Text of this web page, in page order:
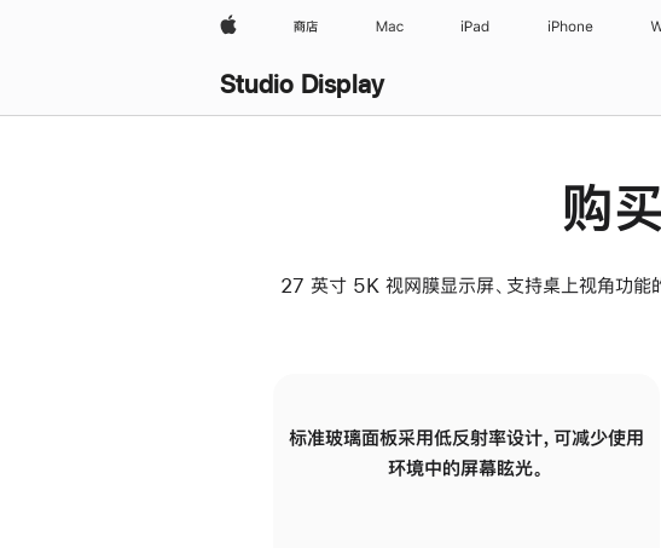
Apple 商店 Mac iPad iPhone
Studio Display
购
27 英寸 5K 视网膜显示屏、支持桌上视角功
标准玻璃面板采用低反射率设计，可减少使用
环境中的屏幕眩光。